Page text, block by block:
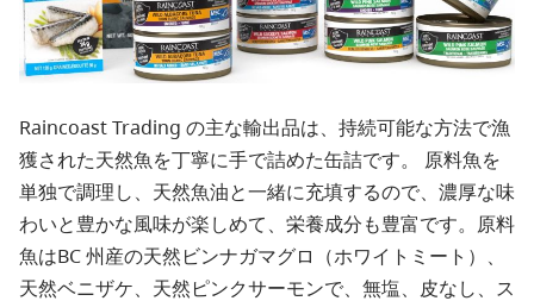
Raincoast Trading の主な輸出品は、持続可能な方法で漁
獲された天然魚を丁寧に手で詰めた缶詰です。 原料魚を
単独で調理し、天然魚油と一緒に充填するので、濃厚な味
わいと豊かな風味が楽しめて、栄養成分も豊富です。原料
魚はBC 州産の天然ビンナガマグロ（ホワイトミート）、
天然ベニザケ、天然ピンクサーモンで、無塩、皮なし、ス